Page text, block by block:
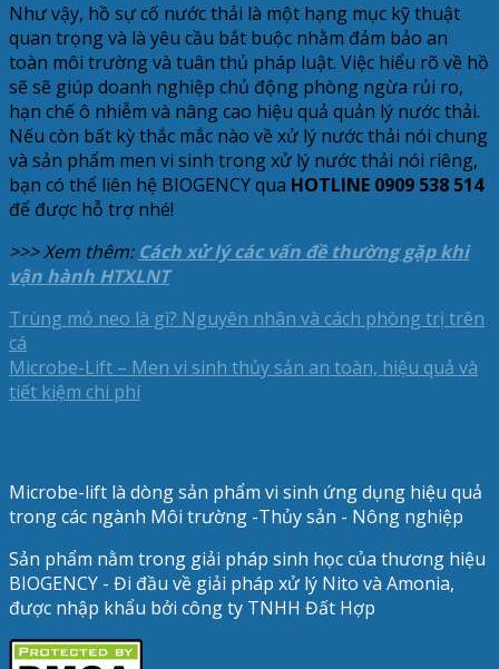
Như vậy, hồ sự cố nước thải là một hạng mục kỹ thuật
quan trọng và là yêu cầu bắt buộc nhằm đảm bảo an
toàn môi trường và tuân thủ pháp luật. Việc hiểu rõ về hồ
sẽ sẽ giúp doanh nghiệp chủ động phòng ngừa rủi ro,
hạn chế ô nhiễm và nâng cao hiệu quả quản lý nước thải.
Nếu còn bất kỳ thắc mắc nào về xử lý nước thải nói chung
và sản phẩm men vi sinh trong xử lý nước thải nói riêng,
bạn có thể liên hệ BIOGENCY qua HOTLINE 0909 538 514
để được hỗ trợ nhé!
>>> Xem thêm: Cách xử lý các vấn đề thường gặp khi
vận hành HTXLNT
Trùng mỏ neo là gì? Nguyên nhân và cách phòng trị trên
cá
Microbe-Lift – Men vi sinh thủy sản an toàn, hiệu quả và
tiết kiệm chi phí
Microbe-lift là dòng sản phẩm vi sinh ứng dụng hiệu quả
trong các ngành Môi trường -Thủy sản - Nông nghiệp
Sản phẩm nằm trong giải pháp sinh học của thương hiệu
BIOGENCY - Đi đầu về giải pháp xử lý Nito và Amonia,
được nhập khẩu bởi công ty TNHH Đất Hợp